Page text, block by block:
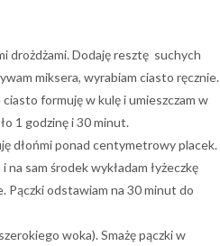
drożdżami. Dodaję resztę suchych
miksera, wyrabiam ciasto ręcznie.
formuję w kulę i umieszczam w
1 godzinę i 30 minut.
dłońmi ponad centymetrowy placek.
sam środek wykładam łyżeczkę
Pączki odstawiam na 30 minut do
woka). Smażę pączki w